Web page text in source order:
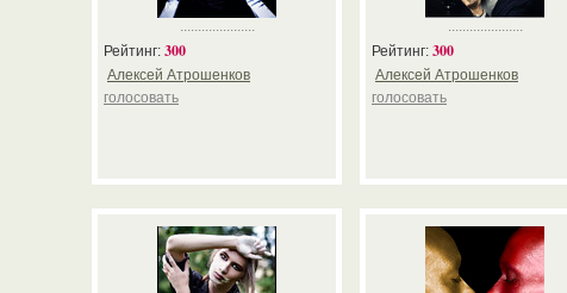
.....................
Рейтинг: 300
Алексей Атрошенков
голосовать
.....................
Рейтинг: 300
Алексей Атрошенков
голосовать